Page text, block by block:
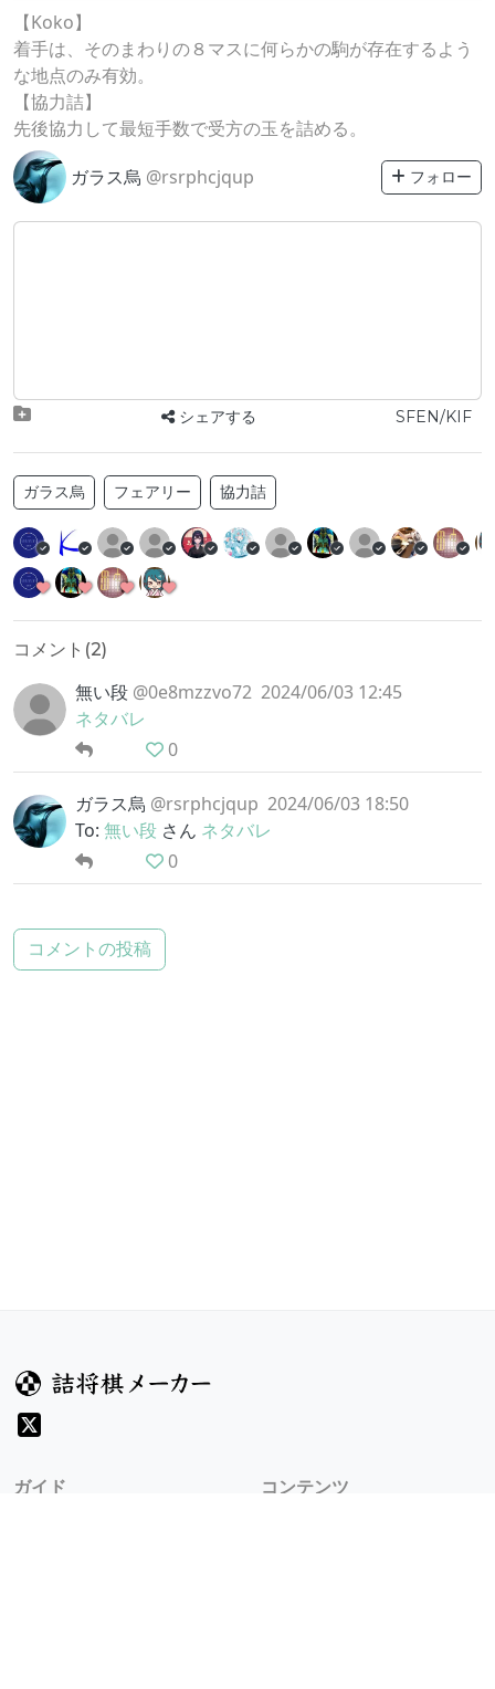
【Koko】
着手は、そのまわりの８マスに何らかの駒が存在するよう
な地点のみ有効。
【協力詰】
先後協力して最短手数で受方の玉を詰める。
ガラス烏 @rsrphcjqup フォロー
シェアする SFEN/KIF
ガラス烏 フェアリー 協力詰
コメント(2)
無い段 @0e8mzzvo72 2024/06/03 12:45
ネタバレ
0
ガラス烏 @rsrphcjqup 2024/06/03 18:50
To: 無い段 さん ネタバレ
0
コメントの投稿
ガイド
コンテンツ